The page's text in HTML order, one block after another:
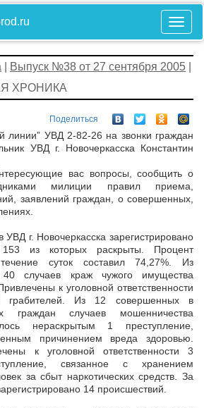
Выпуск №38 от 27 сентября 2005
ХРОНИКА
Поделиться
линии” УВД 2-82-26 на звонки граждан
УВД г. Новочеркасска Константин
вас вопросы, сообщить о
милиции правил приема,
заявлений граждан, о совершенных,
г. Новочеркасска зарегистрировано
из которых раскрыты. Процент
суток составил 74,27%. Из
40 случаев краж чужого имущества
к уголовной ответственности
грабителей. Из 12 совершенных в
граждан случаев мошенничества
нераскрытым 1 преступление,
причинением вреда здоровью.
к уголовной ответственности 3
связанное с хранением
за сбыт наркотических средств. За
14 происшествий.